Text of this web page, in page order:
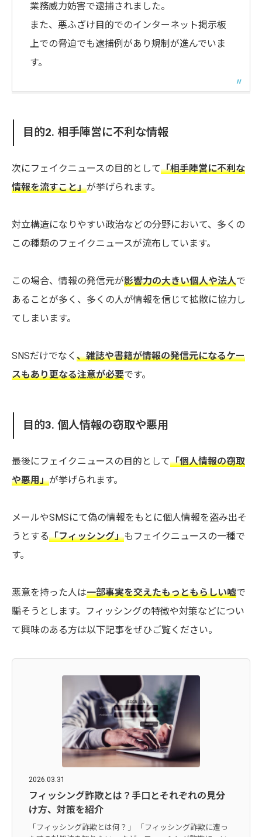
業務威力妨害で逮捕されました。
また、悪ふざけ目的でのインターネット掲示板
上での脅迫でも逮捕例があり規制が進んでいま
す。
目的2. 相手陣営に不利な情報
次にフェイクニュースの目的として「相手陣営に不利な
情報を流すこと」が挙げられます。
対立構造になりやすい政治などの分野において、多くの
この種類のフェイクニュースが流布しています。
この場合、情報の発信元が影響力の大きい個人や法人で
あることが多く、多くの人が情報を信じて拡散に協力し
てしまいます。
SNSだけでなく 、雑誌や書籍が情報の発信元になるケー
スもあり更なる注意が必要です。
目的3. 個人情報の窃取や悪用
最後にフェイクニュースの目的として「個人情報の窃取
や悪用」が挙げられます。
メールやSMSにて偽の情報をもとに個人情報を盗み出そ
うとする「フィッシング」もフェイクニュースの一種で
す。
悪意を持った人は一部事実を交えたもっともらしい嘘で
騙そうとします。フィッシングの特徴や対策などについ
て興味のある方は以下記事をぜひご覧ください。
2026.03.31
フィッシング詐欺とは？手口とそれぞれの見分
け方、対策を紹介
「フィッシング詐欺とは何？」 「フィッシング詐欺に遭っ